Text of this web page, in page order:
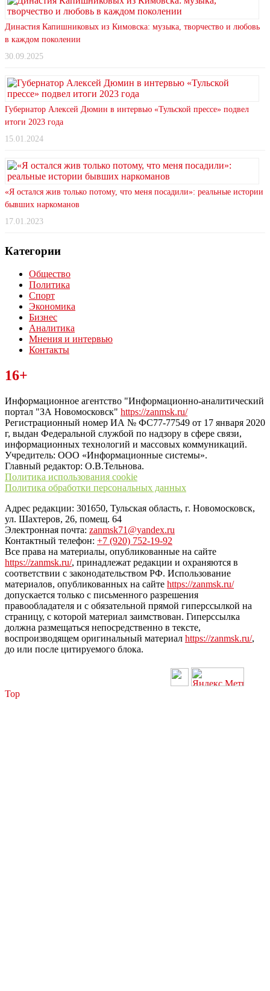
Династия Капишниковых из Кимовска: музыка, творчество и любовь
в каждом поколении
30.09.2025
Губернатор Алексей Дюмин в интервью «Тульской прессе» подвел
итоги 2023 года
15.01.2024
«Я остался жив только потому, что меня посадили»: реальные истории
бывших наркоманов
17.01.2023
Категории
Общество
Политика
Спорт
Экономика
Бизнес
Аналитика
Мнения и интервью
Контакты
Читайте последние новости дня в Тульской области на сайте
“ЗаНовомосковск”
16+
Информационное агентство "Информационно-аналитический
портал "ЗА Новомосковск" https://zanmsk.ru/
Регистрационный номер ИА № ФС77-77549 от 17 января 2020
г, выдан Федеральной службой по надзору в сфере связи,
информационных технологий и массовых коммуникаций.
Учредитель: ООО «Информационные системы».
Главный редактор: О.В.Тельнова.
Политика использования cookie
Политика обработки персональных данных
Адрес редакции: 301650, Тульская область, г. Новомосковск,
ул. Шахтеров, 26, помещ. 64
Электронная почта: zanmsk71@yandex.ru
Контактный телефон: +7 (920) 752-19-92
Все права на материалы, опубликованные на сайте
https://zanmsk.ru/, принадлежат редакции и охраняются в
соответствии с законодательством РФ. Использование
материалов, опубликованных на сайте https://zanmsk.ru/
допускается только с письменного разрешения
правообладателя и с обязательной прямой гиперссылкой на
страницу, с которой материал заимствован. Гиперссылка
должна размещаться непосредственно в тексте,
воспроизводящем оригинальный материал https://zanmsk.ru/,
до или после цитируемого блока.
Top